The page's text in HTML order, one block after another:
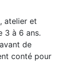
atelier et
3 à 6 ans.
de
conté pour